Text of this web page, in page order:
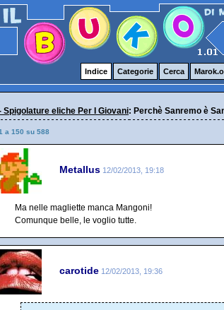
Indice Categorie Cerca
Spigolature eliche Per I Giovani: Perchè Sanremo è
a 150 su 588
Metallus 12/02/2013, 19:18
Ma nelle magliette manca Mangoni!
Comunque belle, le voglio tutte.
carotide 12/02/2013, 19:36